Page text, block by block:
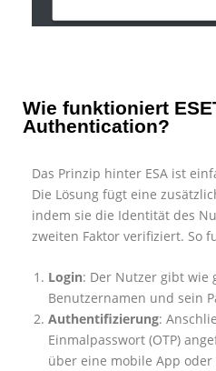
Wie funktioniert
Authentication?
Das Prinzip hinter ESA ist
Die Lösung fügt eine
indem sie die Identität des
zweiten Faktor verifiziert. So
Login: Der Nutzer gibt wie
Benutzernamen und sein
Authentifizierung:
Einmalpasswort (OTP)
über eine mobile App